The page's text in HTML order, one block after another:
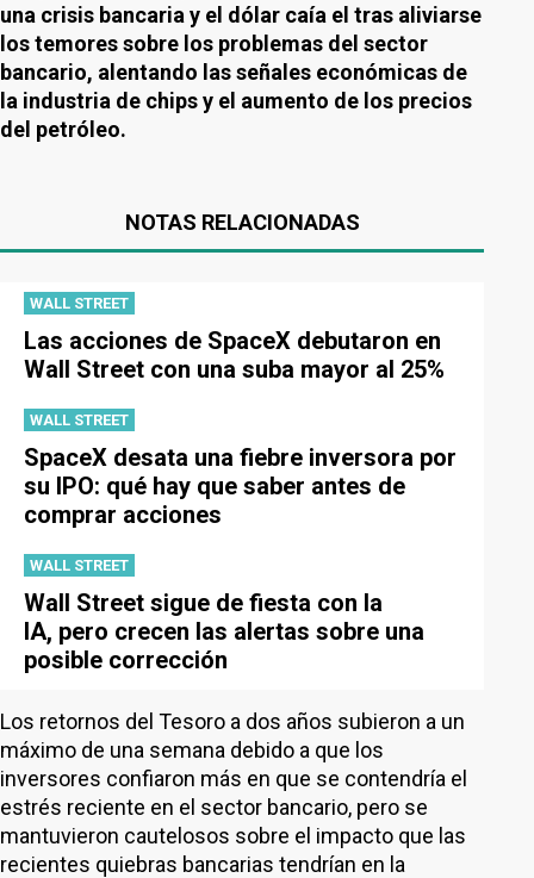
una crisis bancaria y el dólar caía el tras aliviarse
los temores sobre los problemas del sector
bancario, alentando las señales económicas de
la industria de chips y el aumento de los precios
del petróleo.
NOTAS RELACIONADAS
WALL STREET
Las acciones de SpaceX debutaron en
Wall Street con una suba mayor al 25%
WALL STREET
SpaceX desata una fiebre inversora por
su IPO: qué hay que saber antes de
comprar acciones
WALL STREET
Wall Street sigue de fiesta con la
IA, pero crecen las alertas sobre una
posible corrección
Los retornos del Tesoro a dos años subieron a un
máximo de una semana debido a que los
inversores confiaron más en que se contendría el
estrés reciente en el sector bancario, pero se
mantuvieron cautelosos sobre el impacto que las
recientes quiebras bancarias tendrían en la